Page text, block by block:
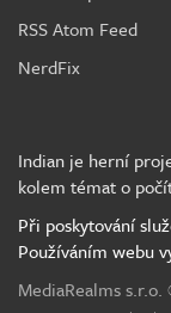
RSS Atom Feed
NerdFix
Indian je herní
kolem témat o
Při poskytování
Používáním webu
MediaRealms s.r.o.